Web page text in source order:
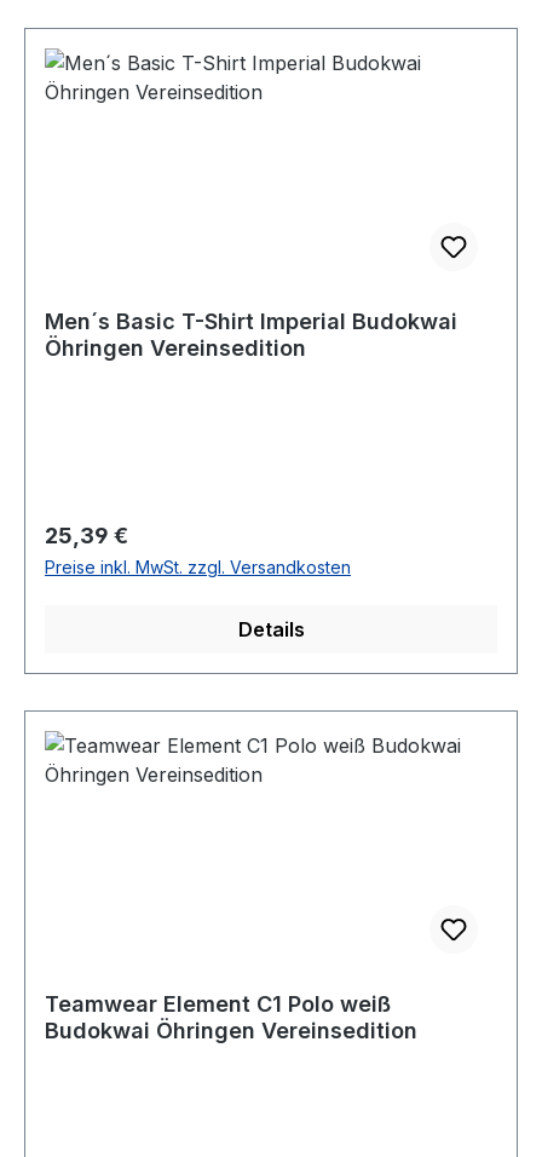
Men´s Basic T-Shirt Imperial Budokwai
Öhringen Vereinsedition
Regulärer Preis:
25,39 €
Preise inkl. MwSt. zzgl. Versandkosten
Details
Teamwear Element C1 Polo weiß
Budokwai Öhringen Vereinsedition